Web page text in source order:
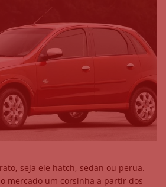
seja ele hatch, sedan ou perua.
mercado um corsinha a partir dos